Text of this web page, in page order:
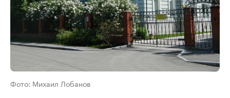
Фото: Михаил Лобанов